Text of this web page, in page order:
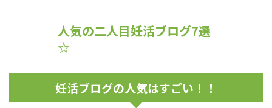
人気の二人目妊活ブログ7選
☆
妊活ブログの人気はすごい！！